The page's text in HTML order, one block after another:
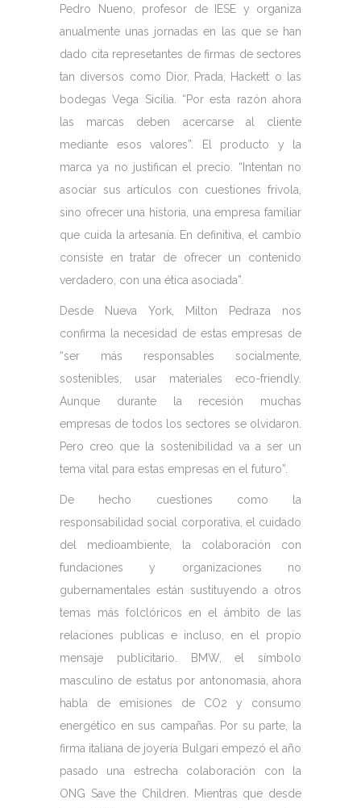
Pedro Nueno, profesor de IESE y organiza
anualmente unas jornadas en las que se han
dado cita represetantes de firmas de sectores
tan diversos como Dior, Prada, Hackett o las
bodegas Vega Sicilia. “Por esta razón ahora
las marcas deben acercarse al cliente
mediante esos valores”. El producto y la
marca ya no justifican el precio. “Intentan no
asociar sus artículos con cuestiones frívola,
sino ofrecer una historia, una empresa familiar
que cuida la artesanía. En definitiva, el cambio
consiste en tratar de ofrecer un contenido
verdadero, con una ética asociada”.
Desde Nueva York, Milton Pedraza nos
confirma la necesidad de estas empresas de
“ser más responsables socialmente,
sostenibles, usar materiales eco-friendly.
Aunque durante la recesión muchas
empresas de todos los sectores se olvidaron.
Pero creo que la sostenibilidad va a ser un
tema vital para estas empresas en el futuro”.
De hecho cuestiones como la
responsabilidad social corporativa, el cuidado
del medioambiente, la colaboración con
fundaciones y organizaciones no
gubernamentales están sustituyendo a otros
temas más folclóricos en el ámbito de las
relaciones publicas e incluso, en el propio
mensaje publicitario. BMW, el símbolo
masculino de estatus por antonomasia, ahora
habla de emisiones de CO2 y consumo
energético en sus campañas. Por su parte, la
firma italiana de joyería Bulgari empezó el año
pasado una estrecha colaboración con la
ONG Save the Children. Mientras que desde